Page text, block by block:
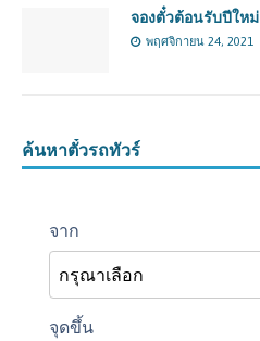
จองตั๋วต้อนรับปีใหม่
พฤศจิกายน 24, 2021
ค้นหาตั๋วรถทัวร์